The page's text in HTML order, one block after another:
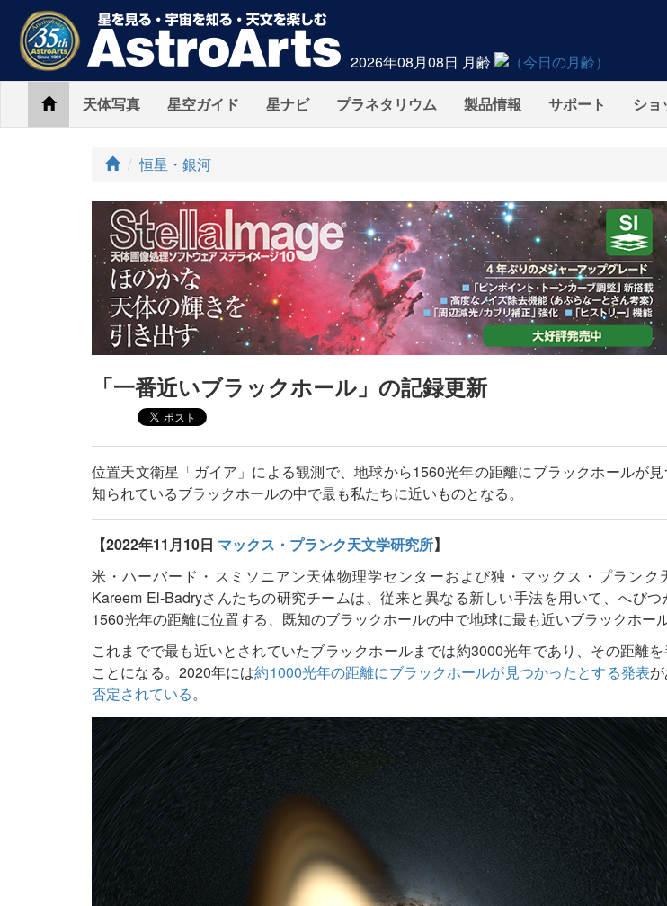
2026年08月08日 月齢
Home天体写真 星空ガイド 星ナビ プラネタリウム 製品情報 サポート ショ
ト
プ
恒星・銀河
「一番近いブラックホール」の記録更新
位置天文衛星「ガイア」による観測で、地球から1560光年の距離にブラックホールが
知られているブラックホールの中で最も私たちに近いものとなる。
【2022年11月10日 マックス・プランク天文学研究所】
米・ハーバード・スミソニアン天体物理学センターおよび独・マックス・プランク
Kareem El-Badryさんたちの研究チームは、従来と異なる新しい手法を用いて、へび
1560光年の距離に位置する、既知のブラックホールの中で地球に最も近いブラックホー
これまでで最も近いとされていたブラックホールまでは約3000光年であり、その距離
ことになる。2020年には約1000光年の距離にブラックホールが見つかったとする発表
否定されている。